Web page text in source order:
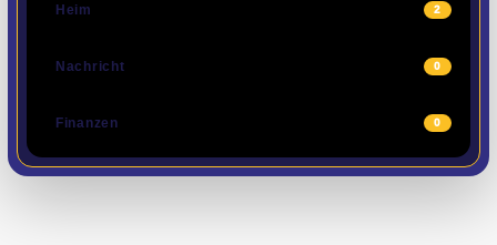
Heim 2
Nachricht 0
Finanzen 0